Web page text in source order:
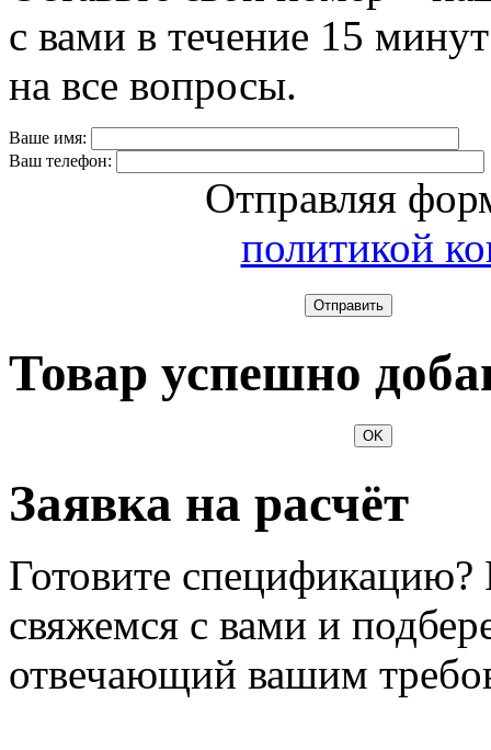
с вами в течение 15
на все вопросы.
Ваше имя:
Ваш телефон:
Отправляя
политикой
Отправить
Товар успешно
OK
Заявка на расчёт
Готовите
свяжемся с вами и
отвечающий вашим